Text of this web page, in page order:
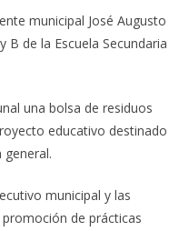
municipal José Augusto
de la Escuela Secundaria
una bolsa de residuos
educativo destinado
municipal y las
de prácticas